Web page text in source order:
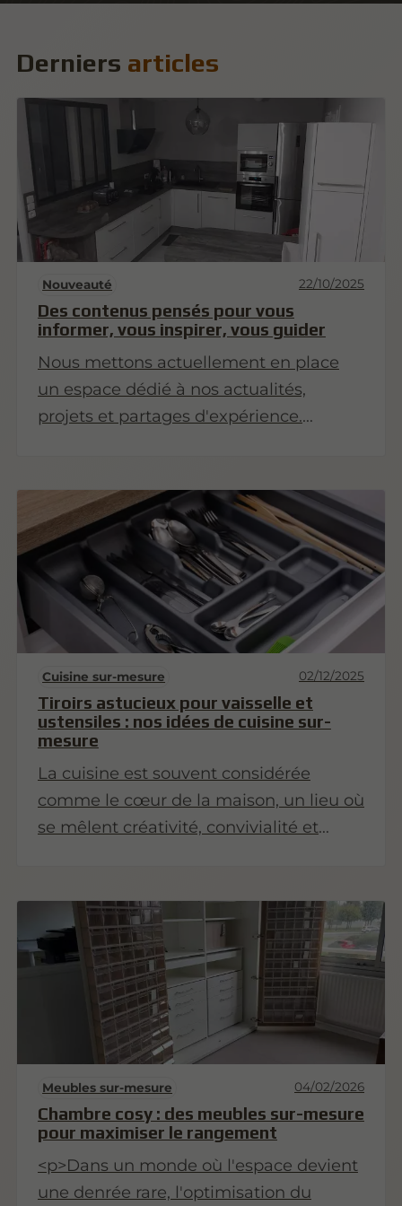
Derniers articles
Nouveauté 22/10/2025
Des contenus pensés pour vous
informer, vous inspirer, vous guider
Nous mettons actuellement en place
un espace dédié à nos actualités,
projets et partages d'expérience.
Cuisine sur-mesure 02/12/2025
Tiroirs astucieux pour vaisselle et
ustensiles : nos idées de cuisine sur-
mesure
La cuisine est souvent considérée
comme le cœur de la maison, un lieu où
se mêlent créativité, convivialité et
sa vaisselle et ses ustensiles . Les tiroirs
astucieux jouent un rôle clé dans cette
organisation. Dans cet article, nous vous
proposons des idées de tiroirs sur
mesure qui transformeront votre cuisine
en un espace à la fois esthétique et
pratique.
Meubles sur-mesure 04/02/2026
Chambre cosy : des meubles sur-mesure
pour maximiser le rangement
<p>Dans un monde où l'espace devient
une denrée rare, l'optimisation du